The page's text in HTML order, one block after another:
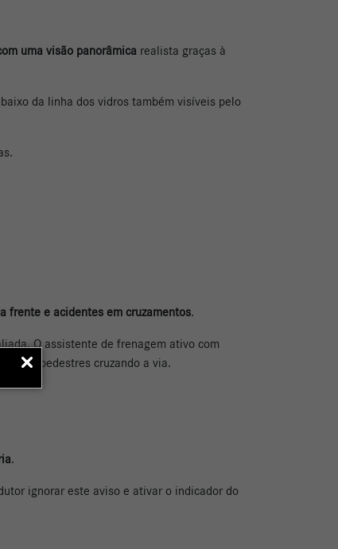
uma visão panorâmica realista graças à
da linha dos vidros também visíveis pelo
frente e acidentes em cruzamentos.
O assistente de frenagem ativo com
e pedestres cruzando a via.
.
ignorar este aviso e ativar o indicador do